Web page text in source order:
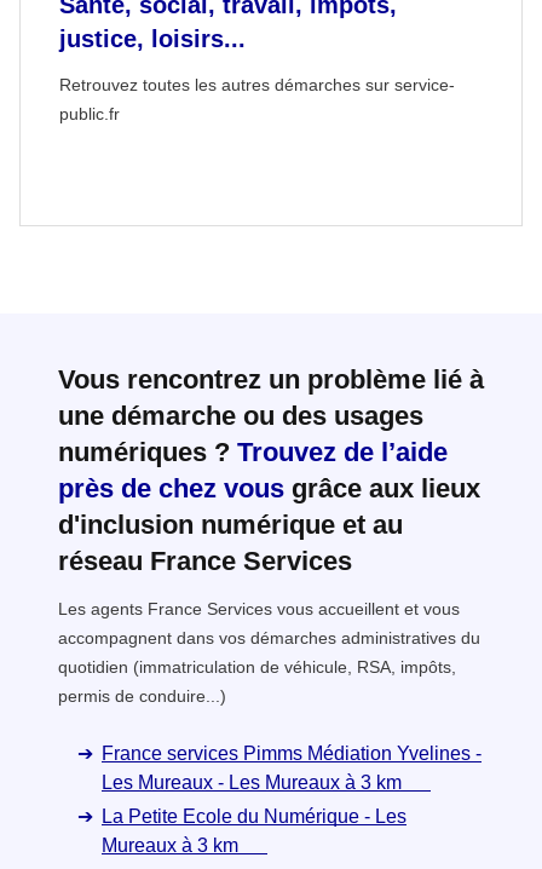
justice, loisirs...
Retrouvez toutes les autres démarches sur service-
public.fr
Vous rencontrez un problème lié à
une démarche ou des usages
numériques ? Trouvez de l’aide
près de chez vous grâce aux lieux
d'inclusion numérique et au
réseau France Services
Les agents France Services vous accueillent et vous
accompagnent dans vos démarches administratives du
quotidien (immatriculation de véhicule, RSA, impôts,
permis de conduire...)
France services Pimms Médiation Yvelines -
Les Mureaux - Les Mureaux à 3 km
La Petite Ecole du Numérique - Les
Mureaux à 3 km